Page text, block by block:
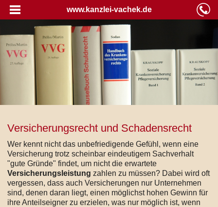
www.kanzlei-vachek.de
Versicherungsrecht und Schadensrecht
Wer kennt nicht das unbefriedigende Gefühl, wenn eine
Versicherung trotz scheinbar eindeutigem Sachverhalt
"gute Gründe" findet, um nicht die erwartete
Versicherungsleistung zahlen zu müssen? Dabei wird oft
vergessen, dass auch Versicherungen nur Unternehmen
sind, denen daran liegt, einen möglichst hohen Gewinn für
ihre Anteilseigner zu erzielen, was nur möglich ist, wenn